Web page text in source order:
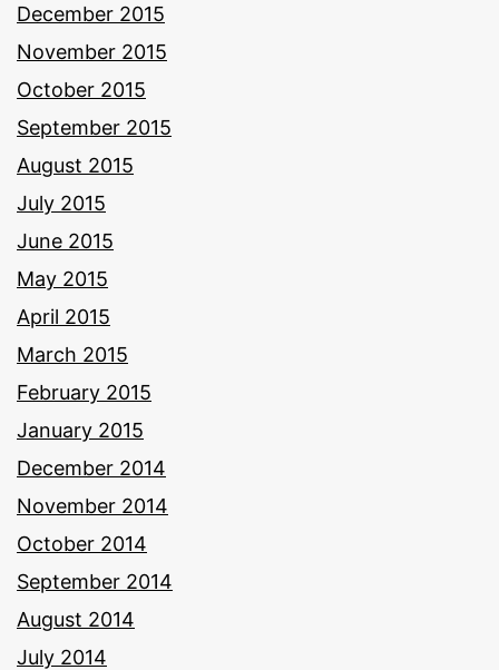
December 2015
November 2015
October 2015
September 2015
August 2015
July 2015
June 2015
May 2015
April 2015
March 2015
February 2015
January 2015
December 2014
November 2014
October 2014
September 2014
August 2014
July 2014